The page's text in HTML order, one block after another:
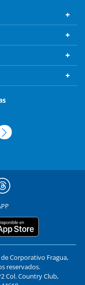
Corporativo Fragua,
reservados.
Col. Country Club,